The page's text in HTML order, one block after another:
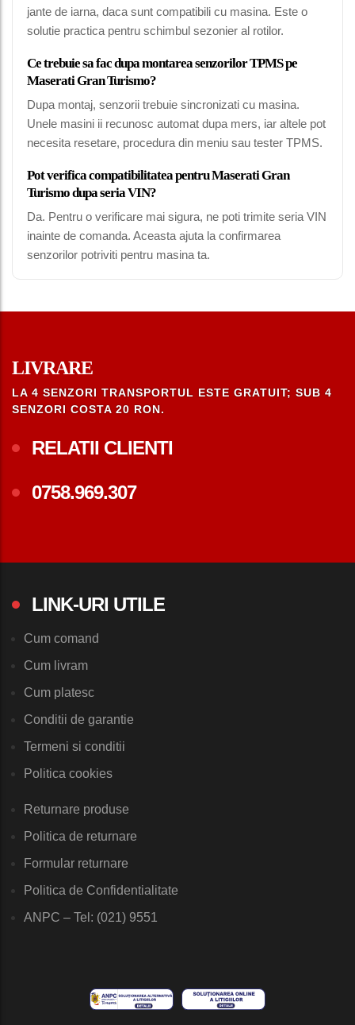
jante de iarna, daca sunt compatibili cu masina. Este o
solutie practica pentru schimbul sezonier al rotilor.
Ce trebuie sa fac dupa montarea senzorilor TPMS pe
Maserati Gran Turismo?
Dupa montaj, senzorii trebuie sincronizati cu masina.
Unele masini ii recunosc automat dupa mers, iar altele pot
necesita resetare, procedura din meniu sau tester TPMS.
Pot verifica compatibilitatea pentru Maserati Gran
Turismo dupa seria VIN?
Da. Pentru o verificare mai sigura, ne poti trimite seria VIN
inainte de comanda. Aceasta ajuta la confirmarea
senzorilor potriviti pentru masina ta.
LIVRARE
LA 4 SENZORI TRANSPORTUL ESTE GRATUIT; SUB 4
SENZORI COSTA 20 RON.
RELATII CLIENTI
0758.969.307
LINK-URI UTILE
Cum comand
Cum livram
Cum platesc
Conditii de garantie
Termeni si conditii
Politica cookies
Returnare produse
Politica de returnare
Formular returnare
Politica de Confidentialitate
ANPC – Tel: (021) 9551